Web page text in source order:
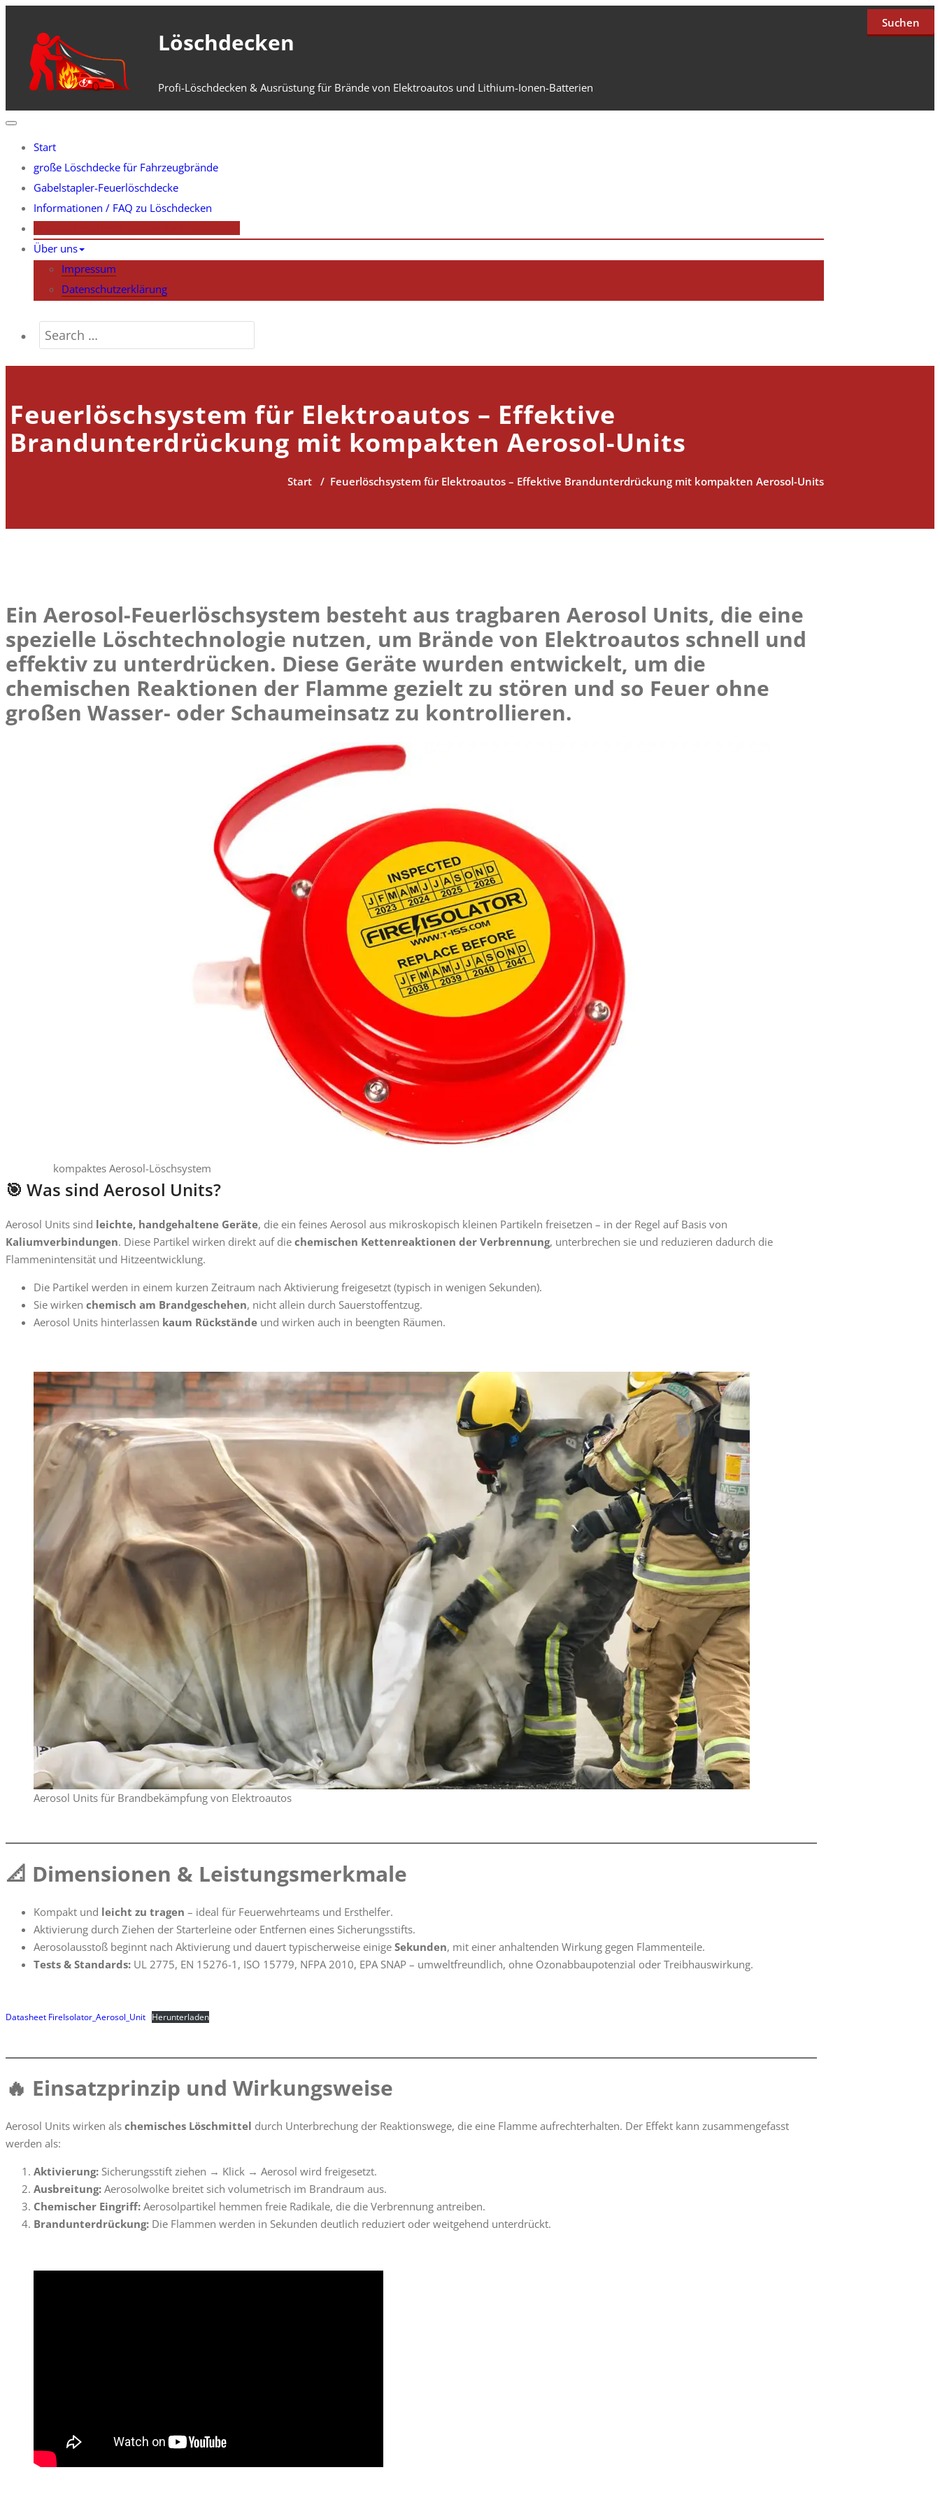
springen
Löschdecken
Profi-Löschdecken & Ausrüstung für Brände von Elektroautos und Lithium-Ionen-Batterien
Start
große Löschdecke für Fahrzeugbrände
Gabelstapler-Feuerlöschdecke
Informationen / FAQ zu Löschdecken
Über uns
Impressum
Datenschutzerklärung
Feuerlöschsystem für Elektroautos – Effektive
Brandunterdrückung mit kompakten Aerosol-Units
Start / Feuerlöschsystem für Elektroautos – Effektive Brandunterdrückung mit kompakten Aerosol-Units
Ein Aerosol-Feuerlöschsystem besteht aus tragbaren Aerosol Units, die eine
spezielle Löschtechnologie nutzen, um Brände von Elektroautos schnell und
effektiv zu unterdrücken. Diese Geräte wurden entwickelt, um die
chemischen Reaktionen der Flamme gezielt zu stören und so Feuer ohne
großen Wasser- oder Schaumeinsatz zu kontrollieren.
kompaktes Aerosol-Löschsystem
🎯 Was sind Aerosol Units?
Aerosol Units sind leichte, handgehaltene Geräte, die ein feines Aerosol aus mikroskopisch kleinen Partikeln freisetzen – in der Regel auf Basis von
Kaliumverbindungen. Diese Partikel wirken direkt auf die chemischen Kettenreaktionen der Verbrennung, unterbrechen sie und reduzieren dadurch die
Flammenintensität und Hitzeentwicklung.
Die Partikel werden in einem kurzen Zeitraum nach Aktivierung freigesetzt (typisch in wenigen Sekunden).
Sie wirken chemisch am Brandgeschehen, nicht allein durch Sauerstoffentzug.
Aerosol Units hinterlassen kaum Rückstände und wirken auch in beengten Räumen.
Aerosol Units für Brandbekämpfung von Elektroautos
📐 Dimensionen & Leistungsmerkmale
Kompakt und leicht zu tragen – ideal für Feuerwehrteams und Ersthelfer.
Aktivierung durch Ziehen der Starterleine oder Entfernen eines Sicherungsstifts.
Aerosolausstoß beginnt nach Aktivierung und dauert typischerweise einige Sekunden, mit einer anhaltenden Wirkung gegen Flammenteile.
Tests & Standards: UL 2775, EN 15276-1, ISO 15779, NFPA 2010, EPA SNAP – umweltfreundlich, ohne Ozonabbaupotenzial oder Treibhauswirkung.
Datasheet FireIsolator_Aerosol_Unit Herunterladen
🔥 Einsatzprinzip und Wirkungsweise
Aerosol Units wirken als chemisches Löschmittel durch Unterbrechung der Reaktionswege, die eine Flamme aufrechterhalten. Der Effekt kann zusammengefasst
werden als:
Aktivierung: Sicherungsstift ziehen → Klick → Aerosol wird freigesetzt.
Ausbreitung: Aerosolwolke breitet sich volumetrisch im Brandraum aus.
Chemischer Eingriff: Aerosolpartikel hemmen freie Radikale, die die Verbrennung antreiben.
Brandunterdrückung: Die Flammen werden in Sekunden deutlich reduziert oder weitgehend unterdrückt.